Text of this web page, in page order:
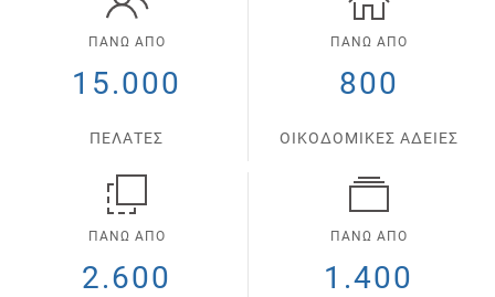
ΠΑΝΩ ΑΠΟ
15.000
ΠΕΛΑΤΕΣ
ΠΑΝΩ ΑΠΟ
800
ΟΙΚΟΔΟΜΙΚΕΣ ΑΔΕΙΕΣ
ΠΑΝΩ ΑΠΟ
2.600
ΠΑΝΩ ΑΠΟ
1.400